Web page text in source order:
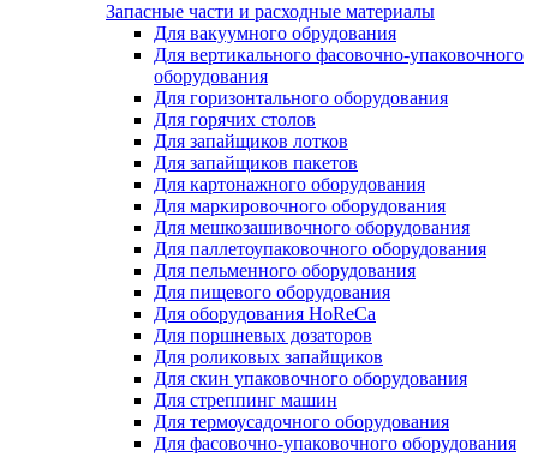
Запасные части и расходные материалы
Для вакуумного обрудования
Для вертикального фасовочно-упаковочного
оборудования
Для горизонтального оборудования
Для горячих столов
Для запайщиков лотков
Для запайщиков пакетов
Для картонажного оборудования
Для маркировочного оборудования
Для мешкозашивочного оборудования
Для паллетоупаковочного оборудования
Для пельменного оборудования
Для пищевого оборудования
Для оборудования HoReCa
Для поршневых дозаторов
Для роликовых запайщиков
Для скин упаковочного оборудования
Для стреппинг машин
Для термоусадочного оборудования
Для фасовочно-упаковочного оборудования